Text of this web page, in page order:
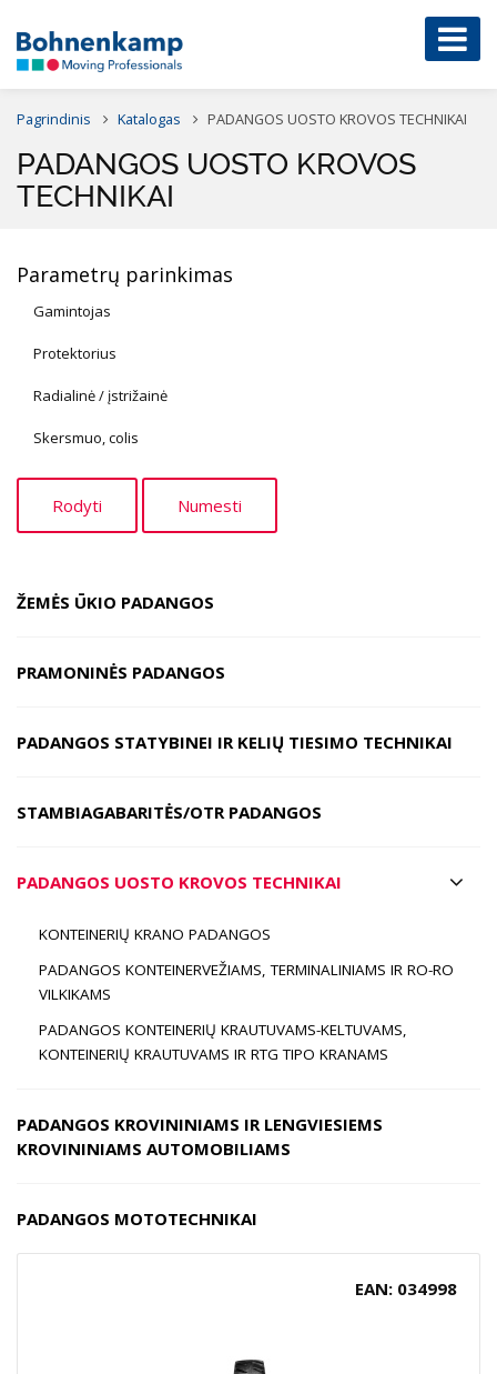
Pagrindinis Katalogas PADANGOS UOSTO KROVOS TECHNIKAI
PADANGOS UOSTO KROVOS
TECHNIKAI
Parametrų parinkimas
Gamintojas
Protektorius
Radialinė / įstrižainė
Skersmuo, colis
ŽEMĖS ŪKIO PADANGOS
PRAMONINĖS PADANGOS
PADANGOS STATYBINEI IR KELIŲ TIESIMO TECHNIKAI
STAMBIAGABARITĖS/OTR PADANGOS
PADANGOS UOSTO KROVOS TECHNIKAI
KONTEINERIŲ KRANO PADANGOS
PADANGOS KONTEINERVEŽIAMS, TERMINALINIAMS IR RO-RO
VILKIKAMS
PADANGOS KONTEINERIŲ KRAUTUVAMS-KELTUVAMS,
KONTEINERIŲ KRAUTUVAMS IR RTG TIPO KRANAMS
PADANGOS KROVININIAMS IR LENGVIESIEMS
KROVININIAMS AUTOMOBILIAMS
PADANGOS MOTOTECHNIKAI
EAN: 034998